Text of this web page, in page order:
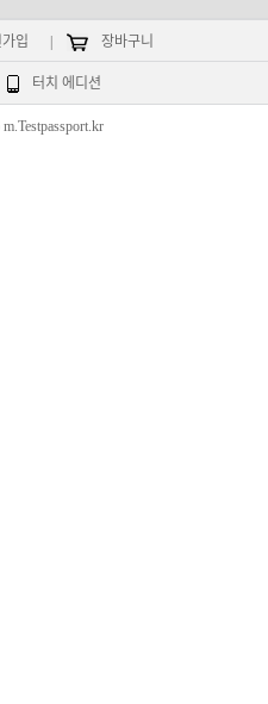
입 장바구니
터치 에디션